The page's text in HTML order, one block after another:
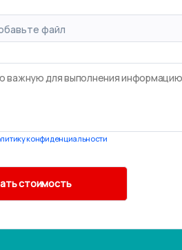
файл
конфиденциальности